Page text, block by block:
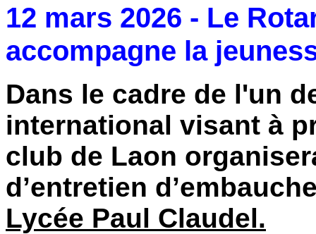
12 mars 2026 - Le
accompagne la
Dans le cadre de l'un
international visant à
club de Laon
d’entretien
Lycée Paul Claudel.